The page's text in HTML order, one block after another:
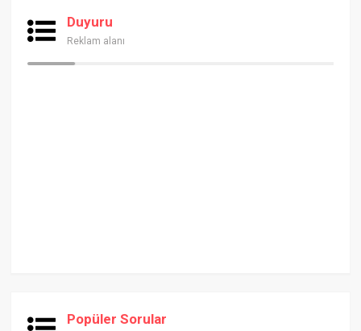
Duyuru
Reklam alanı
Popüler Sorular